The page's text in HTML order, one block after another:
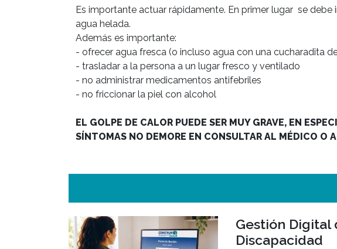
Es importante actuar rápidamente. En primer lugar  se
agua helada.
Además es importante:
- ofrecer agua fresca (o incluso agua con una cucharadita
- trasladar a la persona a un lugar fresco y ventilado
- no administrar medicamentos antifebriles
- no friccionar la piel con alcohol
EL GOLPE DE CALOR PUEDE SER MUY GRAVE, EN
SÍNTOMAS NO DEMORE EN CONSULTAR AL MÉDICO O
Gestión Digital
Discapacidad